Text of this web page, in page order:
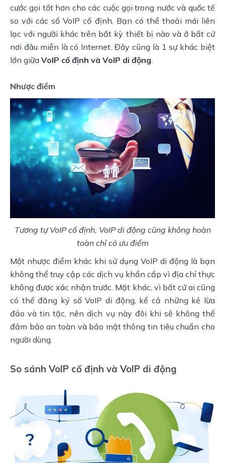
cước gọi tốt hơn cho các cuộc gọi trong nước và quốc tế
so với các số VoIP cố định. Bạn có thể thoải mái liên
lạc với người khác trên bất kỳ thiết bị nào và ở bất cứ
nơi đâu miễn là có Internet. Đây cũng là 1 sự khác biệt
lớn giữa VoIP cố định và VoIP di động
Nhược điểm
Tương tự VoIP cố định, VoIP di động cũng không hoàn
toàn chỉ có ưu điểm
Một nhược điểm khác khi sử dụng VoIP di động là bạn
không thể truy cập các dịch vụ khẩn cấp vì địa chỉ thực
không được xác nhận trước. Mặt khác, vì bất cứ ai cũng
có thể đăng ký số VoIP di động, kể cả những kẻ lừa
đảo và tin tặc, nên dịch vụ này đôi khi sẽ không thể
đảm bảo an toàn và bảo mật thông tin tiêu chuẩn cho
người dùng.
So sánh VoIP cố định và VoIP di động